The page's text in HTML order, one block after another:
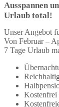
Ausspannen
Urlaub total!
Unser Angebot
Von Februar –
7 Tage Urlaub
Kostenfrei